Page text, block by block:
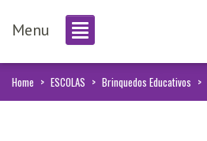
Menu
Home > ESCOLAS > Brinquedos Educativos >